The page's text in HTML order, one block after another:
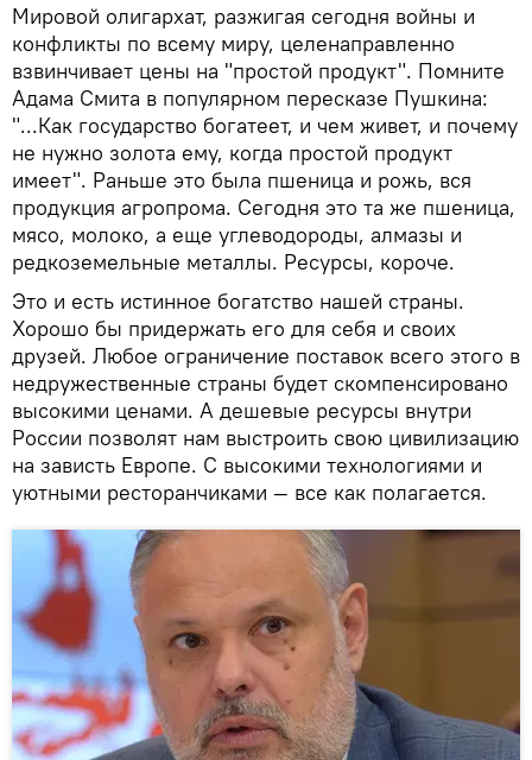
Мировой олигархат, разжигая сегодня войны и
конфликты по всему миру, целенаправленно
взвинчивает цены на "простой продукт". Помните
Адама Смита в популярном пересказе Пушкина:
"...Как государство богатеет, и чем живет, и почему
не нужно золота ему, когда простой продукт
имеет". Раньше это была пшеница и рожь, вся
продукция агропрома. Сегодня это та же пшеница,
мясо, молоко, а еще углеводороды, алмазы и
редкоземельные металлы. Ресурсы, короче.
Это и есть истинное богатство нашей страны.
Хорошо бы придержать его для себя и своих
друзей. Любое ограничение поставок всего этого в
недружественные страны будет скомпенсировано
высокими ценами. А дешевые ресурсы внутри
России позволят нам выстроить свою цивилизацию
на зависть Европе. С высокими технологиями и
уютными ресторанчиками — все как полагается.